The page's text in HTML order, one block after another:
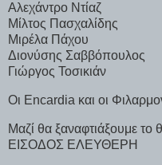
Αλεχάντρο Ντίαζ
Μίλτος Πασχαλίδης
Μιρέλα Πάχου
Διονύσης Σαββόπουλος
Γιώργος Τοσικιάν
Οι Encardia και οι
Μαζί θα ξαναφτιάξουμε το
ΕΙΣΟΔΟΣ ΕΛΕΥΘΕΡΗ